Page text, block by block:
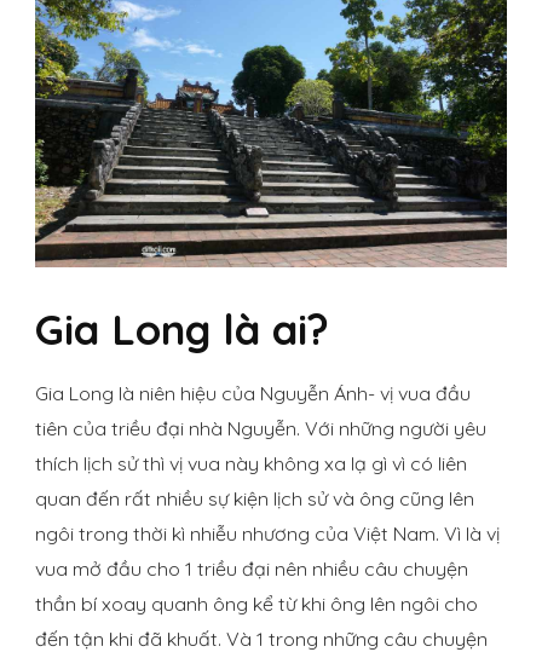
Gia Long là ai?
Gia Long là niên hiệu của Nguyễn Ánh- vị vua đầu
tiên của triều đại nhà Nguyễn. Với những người yêu
thích lịch sử thì vị vua này không xa lạ gì vì có liên
quan đến rất nhiều sự kiện lịch sử và ông cũng lên
ngôi trong thời kì nhiễu nhương của Việt Nam. Vì là vị
vua mở đầu cho 1 triều đại nên nhiều câu chuyện
thần bí xoay quanh ông kể từ khi ông lên ngôi cho
đến tận khi đã khuất. Và 1 trong những câu chuyện